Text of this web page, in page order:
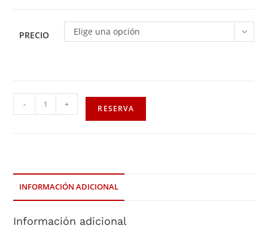
PRECIO Elige una opción
- + RESERVA
INFORMACIÓN ADICIONAL
Información adicional